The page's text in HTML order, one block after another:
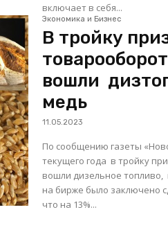
включает в себя...
Экономика и Бизнес
В тройку
вошли
медь
11.05.2023
По сообщению газеты
текущего года в тройку
вошли дизельное топливо, пшеница и
на бирже было заключено
что на 13%...